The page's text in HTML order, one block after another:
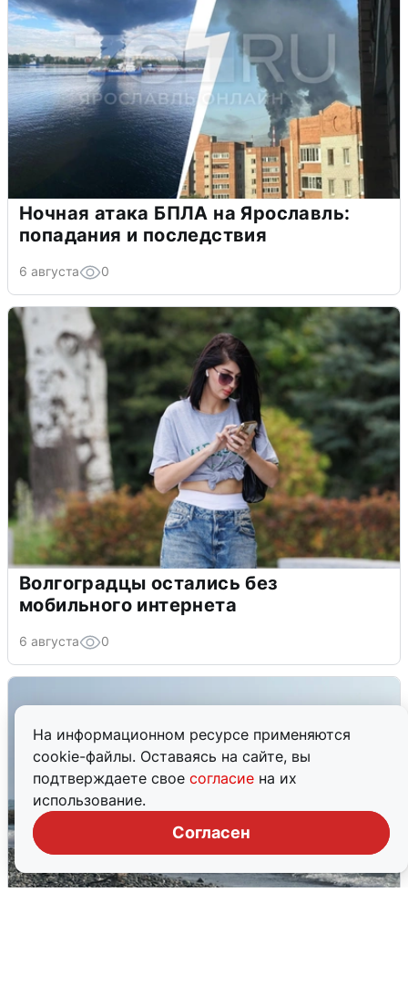
На информационном ресурсе применяются
cookie-файлы. Оставаясь на сайте, вы
подтверждаете свое согласие на их
использование.
Согласен
Ночная атака БПЛА на Ярославль:
попадания и последствия
6 августа 0
Волгоградцы остались без
мобильного интернета
6 августа 0